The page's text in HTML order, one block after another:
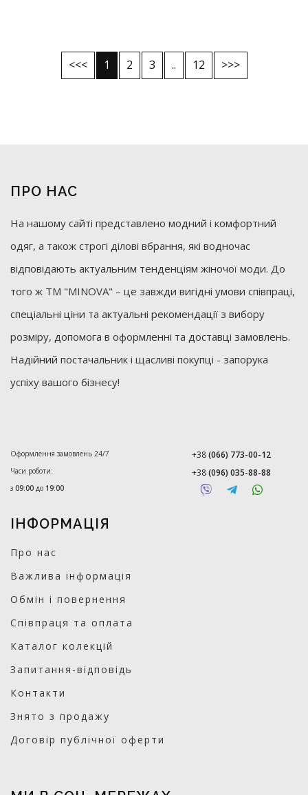
<<< 1 2 3 .. 12 >>>
ПРО НАС
На нашому сайті представлено модний і комфортний
одяг, а також строгі ділові вбрання, які водночас
відповідають актуальним тенденціям жіночої моди. До
того ж ТМ "MINOVA" – це завжди вигідні умови співпраці,
спеціальні ціни та актуальні рекомендації з вибору
розміру, допомога в оформленні та доставці замовлень.
Надійний постачальник і щасливі покупці - запорука
успіху вашого бізнесу!
Оформлення замовлень 24/7
Часи роботи:
з 09:00 до 19:00
+38(066) 773-00-12
+38(096) 035-88-88
ІНФОРМАЦІЯ
Про нас
Важлива інформація
Обмін і повернення
Співпраця та оплата
Каталог колекцій
Запитання-відповідь
Контакти
Знято з продажу
Договір публічної оферти